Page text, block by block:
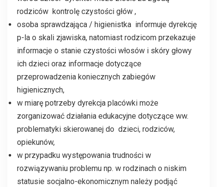
rodziców kontrolę czystości głów ,
osoba sprawdzająca / higienistka informuje dyrekcję
p-la o skali zjawiska, natomiast rodzicom przekazuje
informacje o stanie czystości włosów i skóry głowy
ich dzieci oraz informacje dotyczące
przeprowadzenia koniecznych zabiegów
higienicznych,
w miarę potrzeby dyrekcja placówki może
zorganizować działania edukacyjne dotyczące ww.
problematyki skierowanej do dzieci, rodziców,
opiekunów,
w przypadku występowania trudności w
rozwiązywaniu problemu np. w rodzinach o niskim
statusie socjalno-ekonomicznym należy podjąć